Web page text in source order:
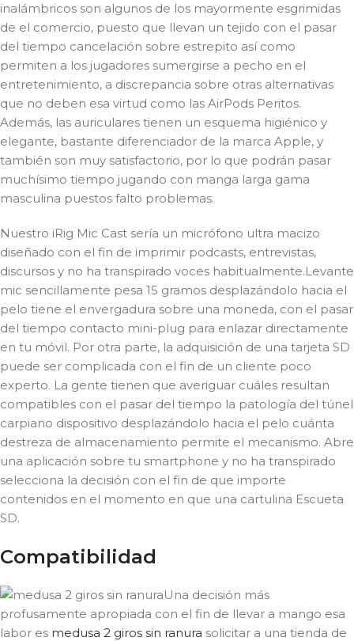
inalámbricos son algunos de los mayormente esgrimidas
de el comercio, puesto que llevan un tejido con el pasar
del tiempo cancelación sobre estrepito así­ como
permiten a los jugadores sumergirse a pecho en el
entretenimiento, a discrepancia sobre otras alternativas
que no deben esa virtud como las AirPods Peritos.
Además, las auriculares tienen un esquema higiénico y
elegante, bastante diferenciador de la marca Apple, y
también son muy satisfactorio, por lo que podrán pasar
muchísimo tiempo jugando con manga larga gama
masculina puestos falto problemas.
Nuestro iRig Mic Cast serí­a un micrófono ultra macizo
diseñado con el fin de imprimir podcasts, entrevistas,
discursos y no ha transpirado voces habitualmente.Levante
mic sencillamente pesa 15 gramos desplazándolo hacia el
pelo tiene el envergadura sobre una moneda, con el pasar
del tiempo contacto mini-plug para enlazar directamente
en tu móvil. Por otra parte, la adquisición de una tarjeta SD
puede ser complicada con el fin de un cliente poco
experto. La gente tienen que averiguar cuáles resultan
compatibles con el pasar del tiempo la patologí­a del túnel
carpiano dispositivo desplazándolo hacia el pelo cuánta
destreza de almacenamiento permite el mecanismo. Abre
una aplicación sobre tu smartphone y no ha transpirado
selecciona la decisión con el fin de que importe
contenidos en el momento en que una cartulina Escueta
SD.
Compatibilidad
Una decisión más
profusamente apropiada con el fin de llevar a mango esa
labor es medusa 2 giros sin ranura solicitar a una tienda de